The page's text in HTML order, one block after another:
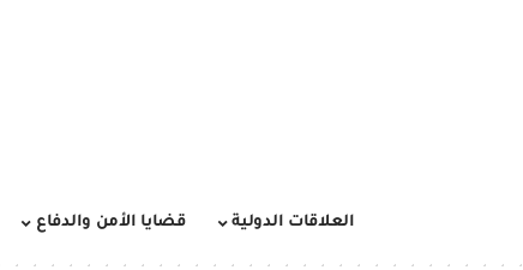
العلاقات الدولية قضايا الأمن والدفاع